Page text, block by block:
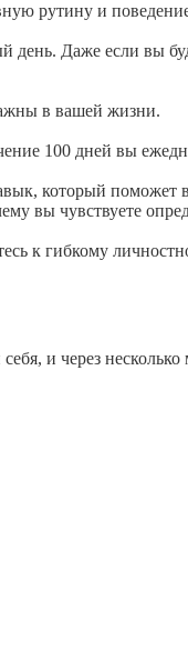
рутину и
Даже если вы
в вашей жизни.
100 дней вы
который поможет
вы чувствуете
к гибкому
и через несколько